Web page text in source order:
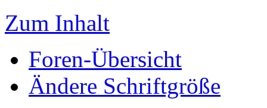
Zum Inhalt
Foren-Übersicht
Ändere Schriftgröße